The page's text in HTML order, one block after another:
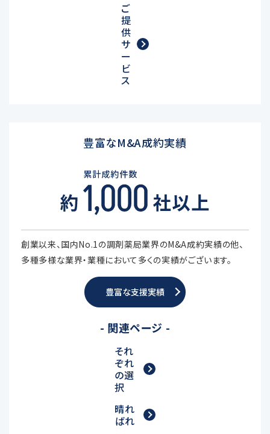
ご
提
供
サ
ー
ビ
ス
豊富なM&A成約実績
創業以来、国内No.1の調剤薬局業界のM&A成約実績の他、
多種多様な業界・業種において多くの実績がございます。
豊富な支援実績
- 関連ページ -
それ
ぞれ
の選
択
晴れ
ばれ